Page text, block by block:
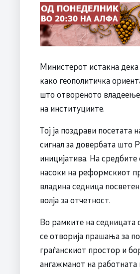
Министерот истакна
како геополитичка
што отвореното
на институциите.
Тој ја поздрави посетата
сигнал за довербата што
иницијатива. На
насоки на реформскиот
владина седница
волја за отчетност.
Во рамките на седницата
се отворија прашања за
граѓанскиот простор и
ангажманот на работната